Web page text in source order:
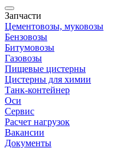
Запчасти
Цементовозы, муковозы
Бензовозы
Битумовозы
Газовозы
Пищевые цистерны
Цистерны для химии
Танк-контейнер
Оси
Сервис
Расчет нагрузок
Вакансии
Документы